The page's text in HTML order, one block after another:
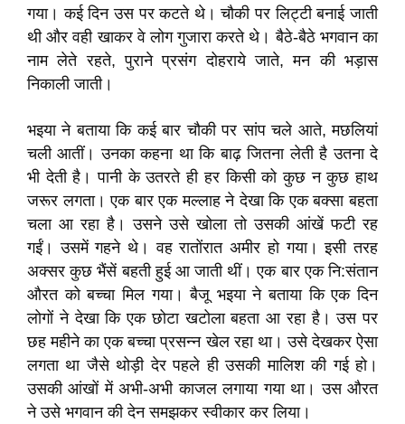
गया। कई दिन उस पर कटते थे। चौकी पर लिट्टी बनाई जाती
थी और वही खाकर वे लोग गुजारा करते थे। बैठे-बैठे भगवान का
नाम लेते रहते, पुराने प्रसंग दोहराये जाते, मन की भड़ास
निकाली जाती।
भइया ने बताया कि कई बार चौकी पर सांप चले आते, मछलियां
चली आतीं। उनका कहना था कि बाढ़ जितना लेती है उतना दे
भी देती है। पानी के उतरते ही हर किसी को कुछ न कुछ हाथ
जरूर लगता। एक बार एक मल्लाह ने देखा कि एक बक्सा बहता
चला आ रहा है। उसने उसे खोला तो उसकी आंखें फटी रह
गईं। उसमें गहने थे। वह रातोंरात अमीर हो गया। इसी तरह
अक्सर कुछ भैंसें बहती हुई आ जाती थीं। एक बार एक नि:संतान
औरत को बच्चा मिल गया। बैजू भइया ने बताया कि एक दिन
लोगों ने देखा कि एक छोटा खटोला बहता आ रहा है। उस पर
छह महीने का एक बच्चा प्रसन्न खेल रहा था। उसे देखकर ऐसा
लगता था जैसे थोड़ी देर पहले ही उसकी मालिश की गई हो।
उसकी आंखों में अभी-अभी काजल लगाया गया था। उस औरत
ने उसे भगवान की देन समझकर स्वीकार कर लिया।